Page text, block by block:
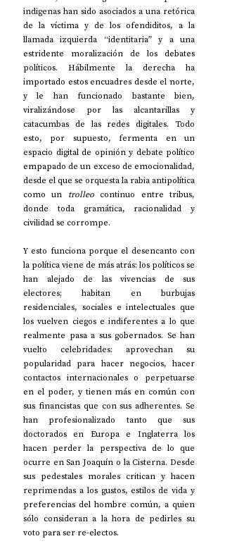
indigenas han sido asociados a una retórica
de la víctima y de los ofendiditos, a la
llamada izquierda “identitaria” y a una
estridente moralización de los debates
políticos. Hábilmente la derecha ha
importado estos encuadres desde el norte,
y le han funcionado bastante bien,
viralizándose por las alcantarillas y
catacumbas de las redes digitales. Todo
esto, por supuesto, fermenta en un
espacio digital de opinión y debate político
empapado de un exceso de emocionalidad,
desde el que se orquesta la rabia antipolítica
como un trolleo continuo entre tribus,
donde toda gramática, racionalidad y
civilidad se corrompe.
Y esto funciona porque el desencanto con
la política viene de más atrás: los políticos se
han alejado de las vivencias de sus
electores; habitan en burbujas
residenciales, sociales e intelectuales que
los vuelven ciegos e indiferentes a lo que
realmente pasa a sus gobernados. Se han
vuelto celebridades: aprovechan su
popularidad para hacer negocios, hacer
contactos internacionales o perpetuarse
en el poder, y tienen más en común con
sus financistas que con sus adherentes. Se
han profesionalizado tanto que sus
doctorados en Europa e Inglaterra los
hacen perder la perspectiva de lo que
ocurre en San Joaquín o la Cisterna. Desde
sus pedestales morales critican y hacen
reprimendas a los gustos, estilos de vida y
preferencias del hombre común, a quien
sólo consideran a la hora de pedirles su
voto para ser re-electos.